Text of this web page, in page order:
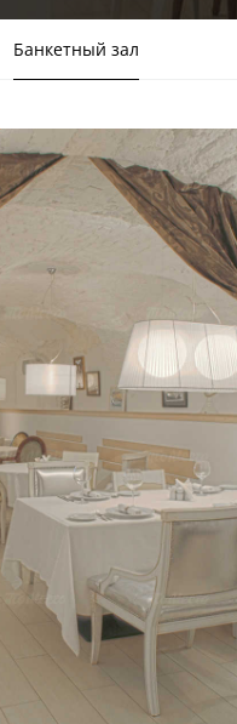
Банкетный зал